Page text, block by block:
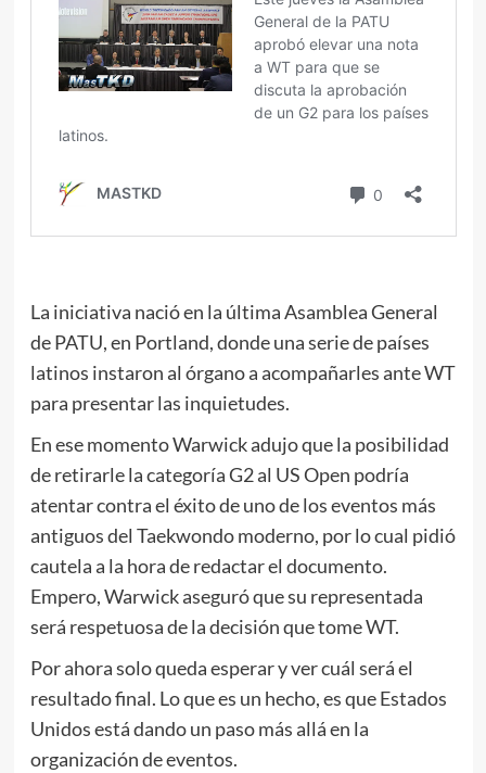
La iniciativa nació en la última Asamblea General
de PATU, en Portland, donde una serie de países
latinos instaron al órgano a acompañarles ante WT
para presentar las inquietudes.
En ese momento Warwick adujo que la posibilidad
de retirarle la categoría G2 al US Open podría
atentar contra el éxito de uno de los eventos más
antiguos del Taekwondo moderno, por lo cual pidió
cautela a la hora de redactar el documento.
Empero, Warwick aseguró que su representada
será respetuosa de la decisión que tome WT.
Por ahora solo queda esperar y ver cuál será el
resultado final. Lo que es un hecho, es que Estados
Unidos está dando un paso más allá en la
organización de eventos.